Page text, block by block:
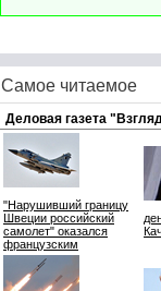
Самое читаемое